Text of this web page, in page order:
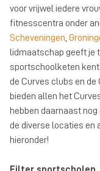
voor vrijwel iedere
fitnesscentra onder
Scheveningen
lidmaatschap geeft je
sportschoolketen
de Curves clubs en de
bieden allen het
hebben daarnaast
de diverse locaties en
hieronder!